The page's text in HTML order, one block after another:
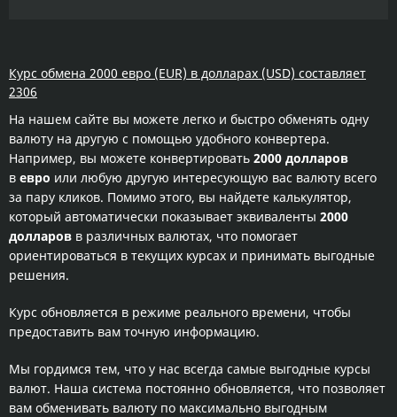
Курс обмена 2000 евро (EUR) в долларах (USD) составляет
2306
На нашем сайте вы можете легко и быстро обменять одну
валюту на другую с помощью удобного конвертера.
Например, вы можете конвертировать 2000 долларов
в евро или любую другую интересующую вас валюту всего
за пару кликов. Помимо этого, вы найдете калькулятор,
который автоматически показывает эквиваленты 2000
долларов в различных валютах, что помогает
ориентироваться в текущих курсах и принимать выгодные
решения.
Курс обновляется в режиме реального времени, чтобы
предоставить вам точную информацию.
Мы гордимся тем, что у нас всегда самые выгодные курсы
валют. Наша система постоянно обновляется, что позволяет
вам обменивать валюту по максимально выгодным